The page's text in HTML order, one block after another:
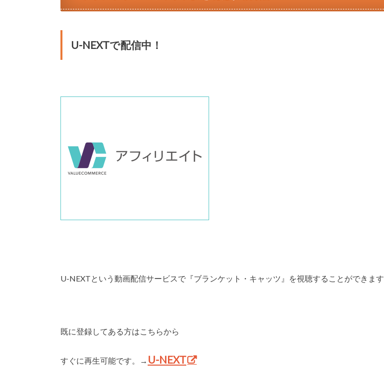
U-NEXTで配信中！
U-NEXTという動画配信サービスで『ブランケット・キャッツ』を視聴することができます
既に登録してある方はこちらから
すぐに再生可能です。→ U-NEXT